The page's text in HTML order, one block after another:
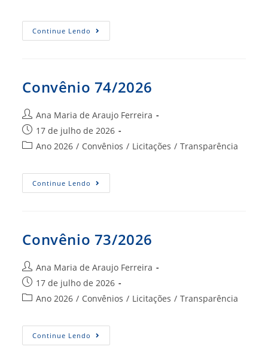
post:
Continue Lendo Convênio
Nº
Convênio 74/2026
Autor
do
post:
Ana Maria de Araujo Ferreira
Post
publicado:
17 de julho de 2026
Categoria
post:
Ano 2026 / Convênios / Licitações / Transparência
Continue Lendo Convênio
74/2026
Convênio 73/2026
Autor
do
post:
Ana Maria de Araujo Ferreira
Post
publicado:
17 de julho de 2026
Categoria
post:
Ano 2026 / Convênios / Licitações / Transparência
Continue Lendo Convênio
73/2026